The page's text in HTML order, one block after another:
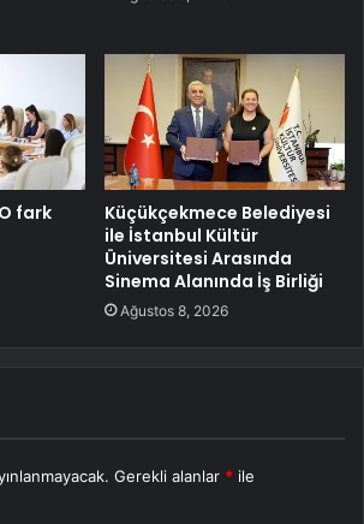
fark
Küçükçekmece Belediyesi
ile İstanbul Kültür
Üniversitesi Arasında
Sinema Alanında İş Birliği
Ağustos 8, 2026
Gerekli alanlar * ile